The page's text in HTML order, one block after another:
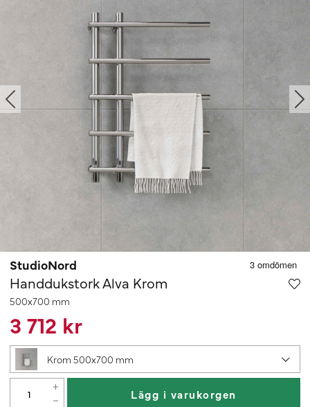
StudioNord
Handdukstork Alva Krom
500x700 mm
3 712 kr
Krom 500x700 mm
Lägg i varukorgen